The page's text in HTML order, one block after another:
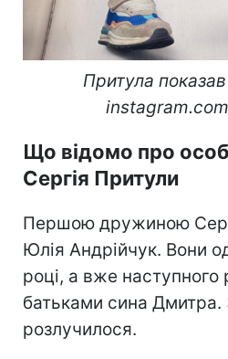
Притула
Що відомо про
Сергія Притули
Першою дружиною
Юлія Андрійчук. Вони
році, а вже наступного
батьками сина
розлучилося.